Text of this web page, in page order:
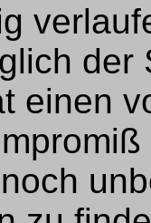
der
einen